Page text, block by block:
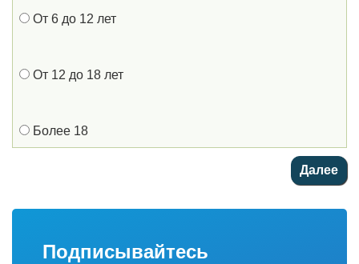
От 6 до 12 лет
От 12 до 18 лет
Более 18
Подписывайтесь